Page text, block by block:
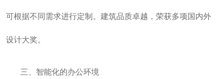
可根据不同需求进行定制。建筑品质卓越，荣获多项国内外
设计大奖。
三、智能化的办公环境